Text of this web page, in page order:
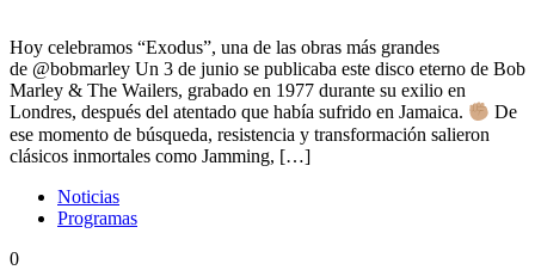
Hoy celebramos “Exodus”, una de las obras más grandes
de @bobmarley Un 3 de junio se publicaba este disco eterno de Bob
Marley & The Wailers, grabado en 1977 durante su exilio en
Londres, después del atentado que había sufrido en Jamaica.
De
ese momento de búsqueda, resistencia y transformación salieron
clásicos inmortales como Jamming, […]
Noticias
Programas
0